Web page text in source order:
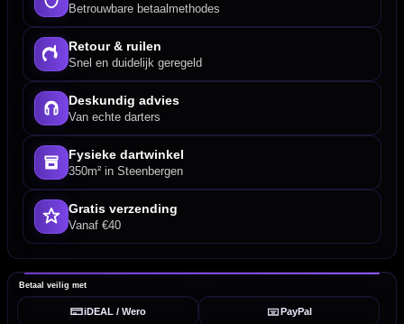
Betrouwbare betaalmethodes
Retour & ruilen
Snel en duidelijk geregeld
Deskundig advies
Van echte darters
Fysieke dartwinkel
350m² in Steenbergen
Gratis verzending
Vanaf €40
Betaal veilig met
iDEAL / Wero PayPal